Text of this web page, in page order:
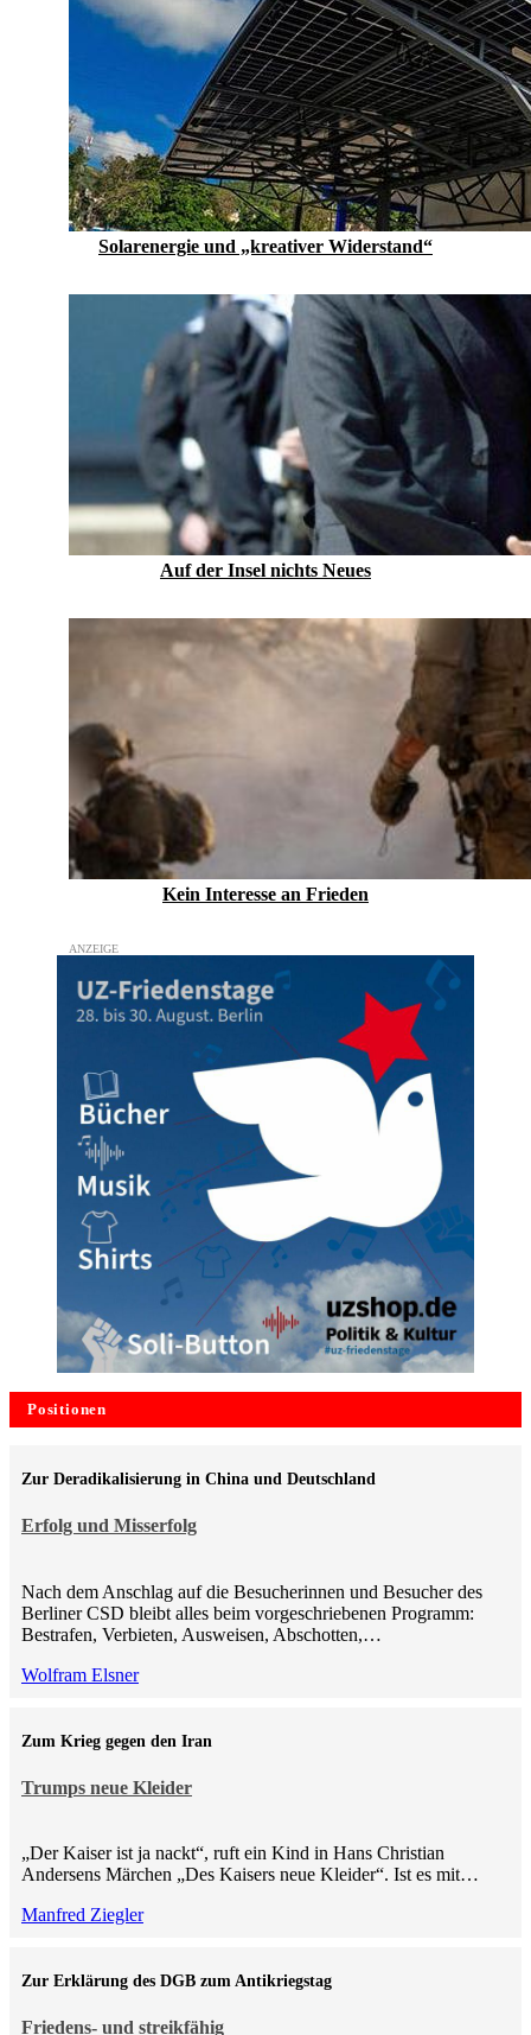
Solarenergie und „kreativer Widerstand“
Auf der Insel nichts Neues
Kein Inte­resse an Frieden
Positionen
Erfolg und Misserfolg
Zur Deradikalisierung in China und Deutschland
Nach dem Anschlag auf die Besucherinnen und Besucher des
Berliner CSD bleibt alles beim vorgeschriebenen Programm:
Bestrafen, Verbieten, Ausweisen, Abschotten,…
Wolfram Elsner
Trumps neue Kleider
Zum Krieg gegen den Iran
„Der Kaiser ist ja nackt“, ruft ein Kind in Hans Christian
Andersens Märchen „Des Kaisers neue Kleider“. Ist es mit…
Manfred Ziegler
Friedens- und streikfähig
Zur Erklärung des DGB zum Antikriegstag